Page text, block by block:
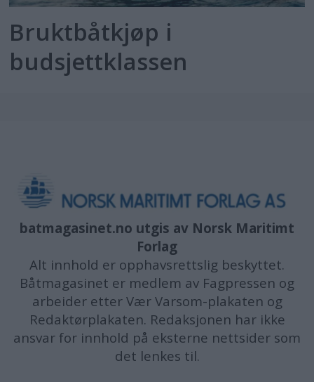
Bruktbåtkjøp i
budsjettklassen
batmagasinet.no utgis av Norsk Maritimt
Forlag
Alt innhold er opphavsrettslig beskyttet.
Båtmagasinet er medlem av Fagpressen og
arbeider etter Vær Varsom-plakaten og
Redaktørplakaten. Redaksjonen har ikke
ansvar for innhold på eksterne nettsider som
det lenkes til.